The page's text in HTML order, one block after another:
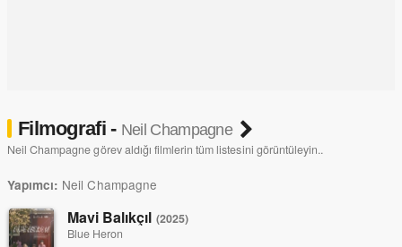
Filmografi - Neil Champagne
Neil Champagne görev aldığı filmlerin tüm listesini görüntüleyin..
Yapımcı: Neil Champagne
Mavi Balıkçıl (2025)
Blue Heron